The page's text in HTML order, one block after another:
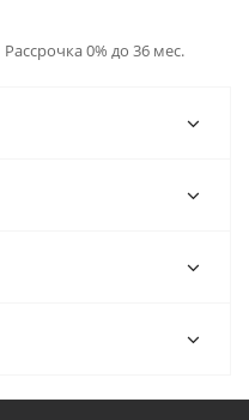
Рассрочка 0% до 36 мес.